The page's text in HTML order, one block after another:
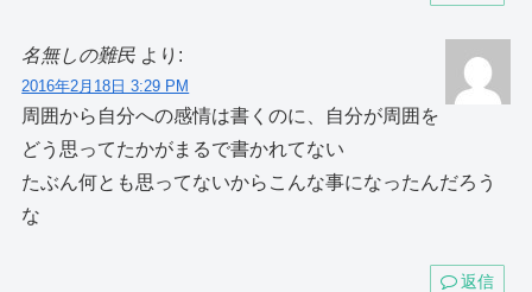
名無しの難民 より:
2016年2月18日 3:29 PM
周囲から自分への感情は書くのに、自分が周囲を
どう思ってたかがまるで書かれてない
たぶん何とも思ってないからこんな事になったんだろう
な
返信